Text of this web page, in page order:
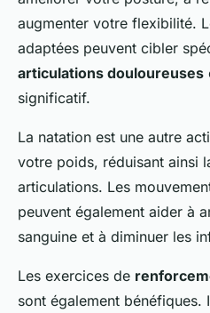
augmenter votre flexibilité.
adaptées peuvent cibler
articulations douloureuses
significatif.
La natation est une autre
votre poids, réduisant ainsi
articulations. Les
peuvent également aider à
sanguine et à diminuer les
Les exercices de
sont également bénéfiques.